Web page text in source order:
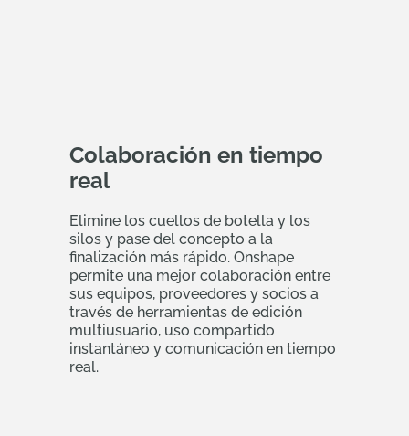
Colaboración en tiempo
real
Elimine los cuellos de botella y los
silos y pase del concepto a la
finalización más rápido. Onshape
permite una mejor colaboración entre
sus equipos, proveedores y socios a
través de herramientas de edición
multiusuario, uso compartido
instantáneo y comunicación en tiempo
real.